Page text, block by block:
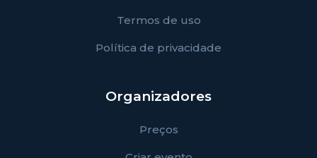
Termos de uso
Política de privacidade
Organizadores
Preços